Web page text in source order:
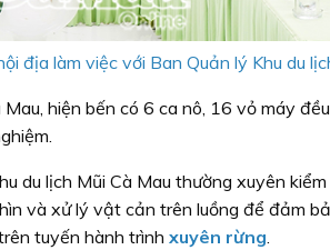
địa làm việc với Ban Quản lý Khu du
hiện bến có 6 ca nô, 16 vỏ máy
du lịch Mũi Cà Mau thường xuyên
và xử lý vật cản trên luồng để đảm
tuyến hành trình xuyên rừng.